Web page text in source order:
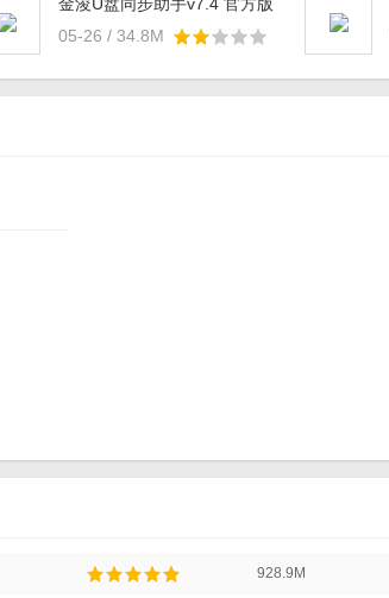
金浚U盘同步助手v7.4 官方版
05-26 / 34.8M
928.9M